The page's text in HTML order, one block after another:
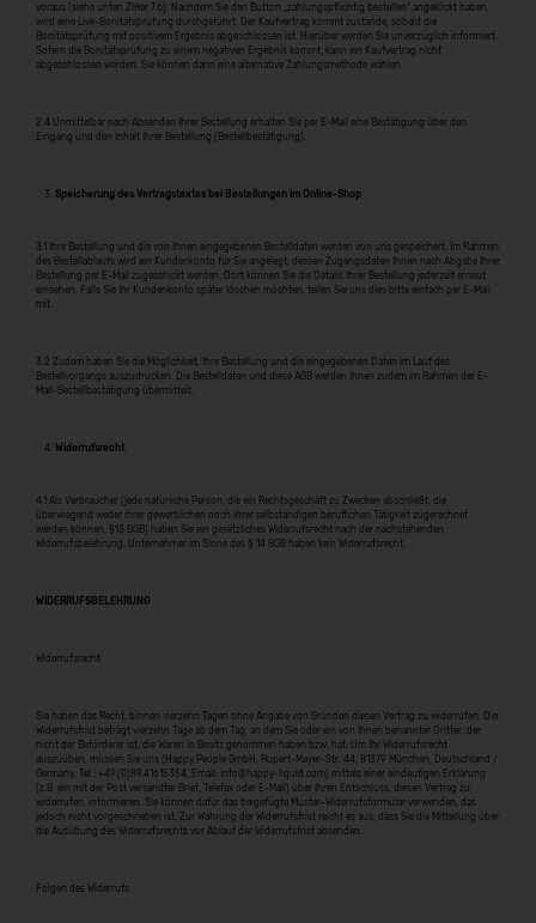
voraus (siehe unten Ziffer 7.6). Nachdem Sie den Button „zahlungspflichtig bestellen“ angeklickt haben,
wird eine Live-Bonitätsprüfung durchgeführt. Der Kaufvertrag kommt zustande, sobald die
Bonitätsprüfung mit positivem Ergebnis abgeschlossen ist. Hierüber werden Sie unverzüglich informiert.
Sofern die Bonitätsprüfung zu einem negativen Ergebnis kommt, kann ein Kaufvertrag nicht
abgeschlossen werden. Sie können dann eine alternative Zahlungsmethode wählen.
2.4 Unmittelbar nach Absenden Ihrer Bestellung erhalten Sie per E-Mail eine Bestätigung über den
Eingang und den Inhalt Ihrer Bestellung (Bestellbestätigung).
Speicherung des Vertragstextes bei Bestellungen im Online-Shop
3.1 Ihre Bestellung und die von Ihnen eingegebenen Bestelldaten werden von uns gespeichert. Im Rahmen
des Bestellablaufs wird ein Kundenkonto für Sie angelegt, dessen Zugangsdaten Ihnen nach Abgabe Ihrer
Bestellung per E-Mail zugeschickt werden. Dort können Sie die Details Ihrer Bestellung jederzeit erneut
einsehen. Falls Sie Ihr Kundenkonto später löschen möchten, teilen Sie uns dies bitte einfach per E-Mail
mit.
3.2 Zudem haben Sie die Möglichkeit, Ihre Bestellung und die eingegebenen Daten im Lauf des
Bestellvorgangs auszudrucken. Die Bestelldaten und diese AGB werden Ihnen zudem im Rahmen der E-
Mail-Bestellbestätigung übermittelt.
Widerrufsrecht
4.1 Als Verbraucher (jede natürliche Person, die ein Rechtsgeschäft zu Zwecken abschließt, die
überwiegend weder ihrer gewerblichen noch ihrer selbständigen beruflichen Tätigkeit zugerechnet
werden können, §13 BGB) haben Sie ein gesetzliches Widerrufsrecht nach der nachstehenden
Widerrufsbelehrung. Unternehmer im Sinne des § 14 BGB haben kein Widerrufsrecht.
WIDERRUFSBELEHRUNG
Widerrufsrecht
Sie haben das Recht, binnen vierzehn Tagen ohne Angabe von Gründen diesen Vertrag zu widerrufen. Die
Widerrufsfrist beträgt vierzehn Tage ab dem Tag, an dem Sie oder ein von Ihnen benannter Dritter, der
nicht der Beförderer ist, die Waren in Besitz genommen haben bzw. hat. Um Ihr Widerrufsrecht
auszuüben, müssen Sie uns (Happy People GmbH, Rupert-Mayer-Str. 44, 81379 München, Deutschland /
Germany, Tel.: +49.(0)89.41615354, Email: info@happy-liquid.com) mittels einer eindeutigen Erklärung
(z.B. ein mit der Post versandter Brief, Telefax oder E-Mail) über Ihren Entschluss, diesen Vertrag zu
widerrufen, informieren. Sie können dafür das beigefügte Muster-Widerrufsformular verwenden, das
jedoch nicht vorgeschrieben ist. Zur Wahrung der Widerrufsfrist reicht es aus, dass Sie die Mitteilung über
die Ausübung des Widerrufsrechts vor Ablauf der Widerrufsfrist absenden.
Folgen des Widerrufs